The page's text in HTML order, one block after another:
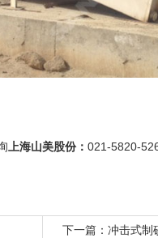
上海山美股份： 021-5820-
下一篇： 冲击式制